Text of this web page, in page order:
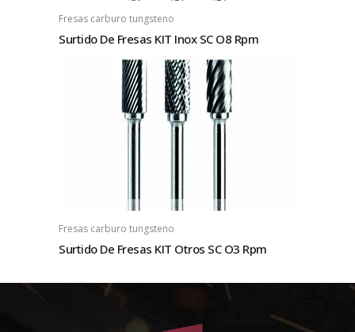
Fresas carburo tungsteno
Surtido De Fresas KIT Inox SC O8 Rpm
Fresas carburo tungsteno
Surtido De Fresas KIT Otros SC O3 Rpm